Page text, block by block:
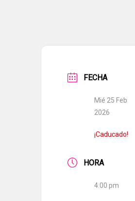
FECHA
Mié 25 Feb
2026
¡Caducado!
HORA
4:00 pm